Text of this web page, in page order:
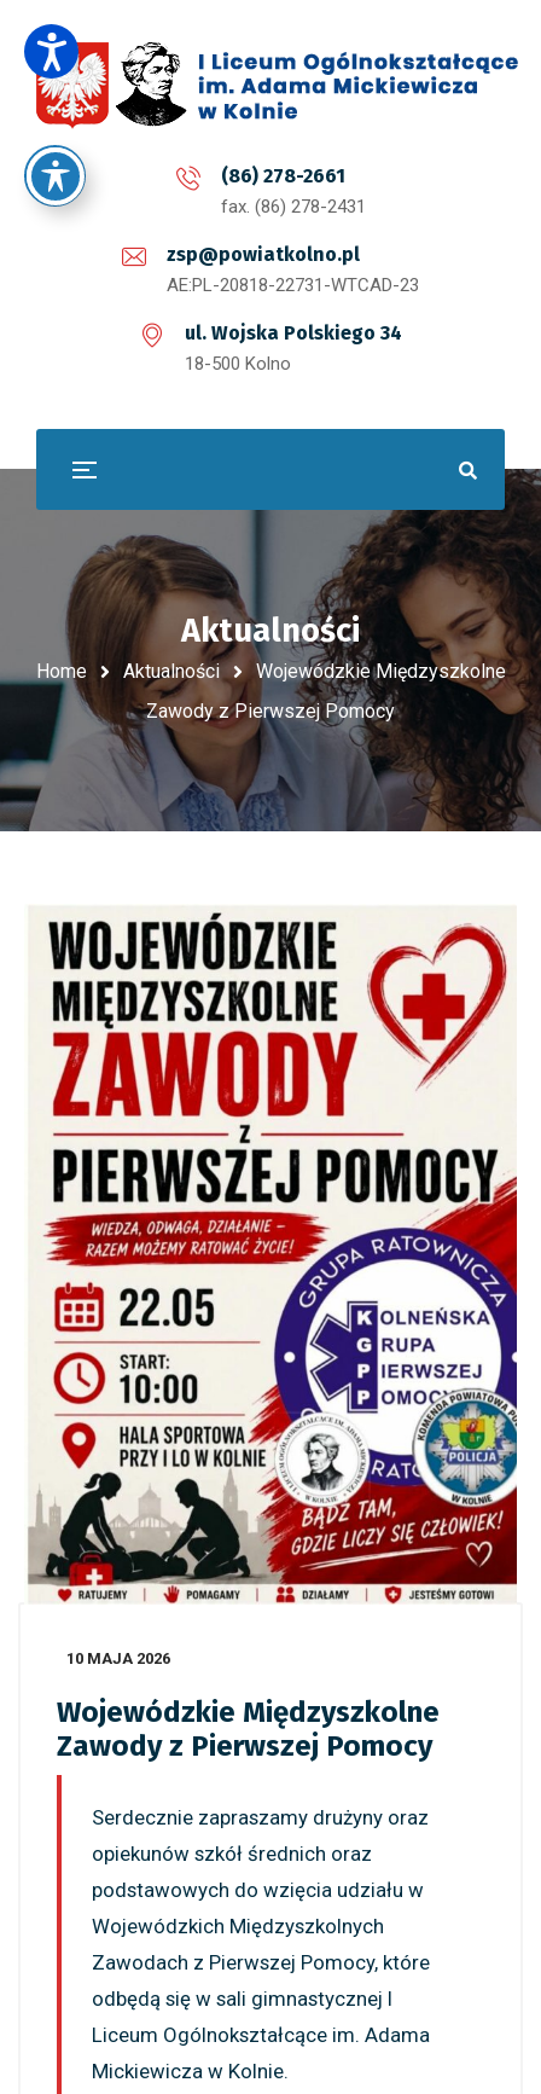
(86) 278-2661
fax. (86) 278-2431
zsp@powiatkolno.pl
AE:PL-20818-22731-WTCAD-23
ul. Wojska Polskiego 34
18-500 Kolno
Aktualności
Home Aktualności
Wojewódzkie Międzyszkolne
Zawody z Pierwszej Pomocy
10 MAJA 2026
Wojewódzkie Międzyszkolne
Zawody z Pierwszej Pomocy
Serdecznie zapraszamy drużyny oraz
opiekunów szkół średnich oraz
podstawowych do wzięcia udziału w
Wojewódzkich Międzyszkolnych
Zawodach z Pierwszej Pomocy, które
odbędą się w sali gimnastycznej I
Liceum Ogólnokształcące im. Adama
Mickiewicza w Kolnie.